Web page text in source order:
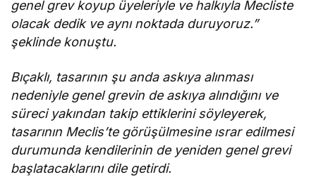
genel grev koyup üyeleriyle ve halkıyla Mecliste
olacak dedik ve aynı noktada duruyoruz.”
şeklinde konuştu.
Bıçaklı, tasarının şu anda askıya alınması
nedeniyle genel grevin de askıya alındığını ve
süreci yakından takip ettiklerini söyleyerek,
tasarının Meclis’te görüşülmesine ısrar edilmesi
durumunda kendilerinin de yeniden genel grevi
başlatacaklarını dile getirdi.